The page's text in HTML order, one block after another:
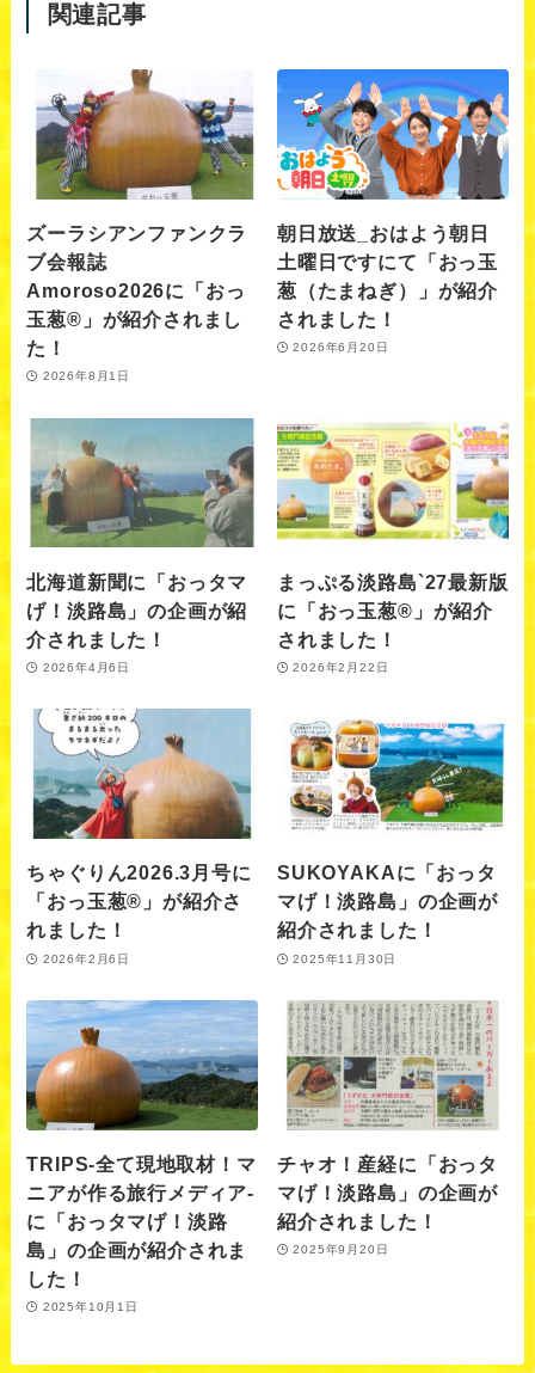
関連記事
ズーラシアンファンクラ
ブ会報誌
Amoroso2026に「おっ
玉葱®︎」が紹介されまし
た！
2026年8月1日
朝日放送_おはよう朝日
土曜日ですにて「おっ玉
葱（たまねぎ）」が紹介
されました！
2026年6月20日
北海道新聞に「おっタマ
げ！淡路島」の企画が紹
介されました！
2026年4月6日
まっぷる淡路島`27最新版
に「おっ玉葱®」が紹介
されました！
2026年2月22日
ちゃぐりん2026.3月号に
「おっ玉葱®」が紹介さ
れました！
2026年2月6日
SUKOYAKAに「おっタ
マげ！淡路島」の企画が
紹介されました！
2025年11月30日
TRIPS-全て現地取材！マ
ニアが作る旅行メディア-
に「おっタマげ！淡路
島」の企画が紹介されま
した！
2025年10月1日
チャオ！産経に「おっタ
マげ！淡路島」の企画が
紹介されました！
2025年9月20日